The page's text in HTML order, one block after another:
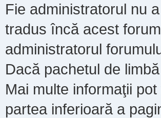
Fie administratorul nu
tradus încă acest
administratorul
Dacă pachetul de
Mai multe informaţii
partea inferioară a